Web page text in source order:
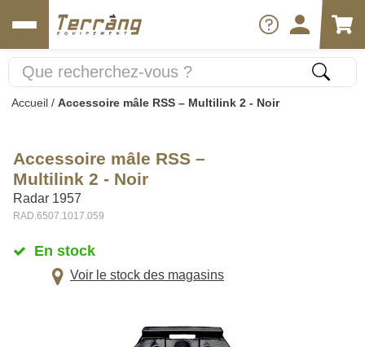
Accueil / Accessoire mâle RSS – Multilink 2 - Noir
Accessoire mâle RSS –
Multilink 2 - Noir
Radar 1957
RAD.6507.1017.059
En stock
Voir le stock des magasins